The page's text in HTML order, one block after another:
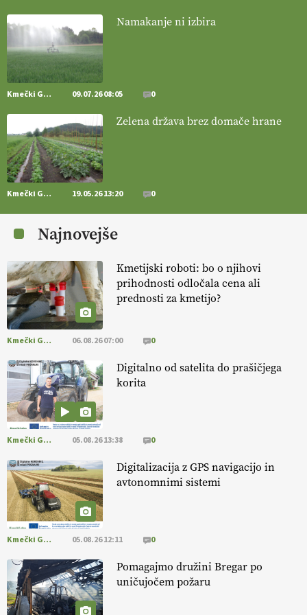
[EKOloško = LOGIČNO
Poleti pridelek rešujejo zdrava tla in
VEČ
https://t.co/qmMX2yevum @EUAgri #IMCAP #CAP
https://t.co/dDwsipE645
[EKOloško = LOGIČNO ] Mulčer
– naravna pot do zdravih tal
. VEČ
https://t.co/J7RkeaYpYu @EUAgri #IMCAP #CAP
https://t.co/RVG0FzcQN6
varnost,
okolje in kakovost življenja. VEČ
https://t.co/K0USFPJ5fJ @EUAgri #IMCAP #CAP
https://t.co/vcHhoOixHy
14.07.2026
[EKOloško = LOGIČNO ]
Danes ni pomembna le količina hrane,
ampak tudi način njene pridelave
@EUAgri #imcap #cap #blog https://t.co/2sllAmcKwG
[EKOloško = LOGIČNO
prilagojene sorte
so temelj uspešne ekološke pridelave.
https://t.co/OQSsax7l8V @EUAgri #IMCAP #CAP
https://t.co/PAL0zlhVia
[EKOloško = LOGIČNO
aronije
v dobrem desetletju zrasla v uspešno kmetijsko in
podjetniško zgodbo.
#IMCAP #CAP https://t.co/xp1oihBDaJ
[EKOloško = LOGIČNO
v tujini
. Zato je ekološka pridelava odlična priložnost za slovenske
Namakanje ni izbira
Kmečki Glas 09.07.26 08:05 0
Zelena država brez domače hrane
Kmečki Glas 19.05.26 13:20 0
Najnovejše
Kmetijski roboti: bo o njihovi
prihodnosti odločala cena ali
prednosti za kmetijo?
Kmečki Glas 06.08.26 07:00 0
Digitalno od satelita do prašičjega
korita
Kmečki Glas 05.08.26 13:38 0
Digitalizacija z GPS navigacijo in
avtonomnimi sistemi
Kmečki Glas 05.08.26 12:11 0
Pomagajmo družini Bregar po
uničujočem požaru